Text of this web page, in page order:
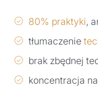
80% praktyki,
tłumaczenie
brak zbędnej
koncentracja na